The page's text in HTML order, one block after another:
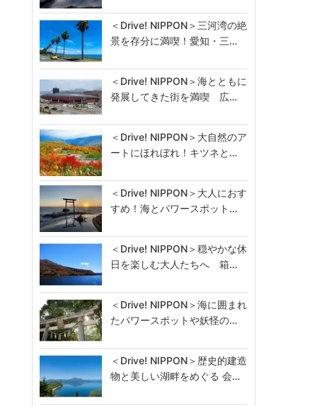
＜Drive! NIPPON＞三河湾の絶
景を存分に満喫！愛知・三…
＜Drive! NIPPON＞海とともに
発展してきた街を満喫 広…
＜Drive! NIPPON＞大自然のア
ートにほれぼれ！キツネと…
＜Drive! NIPPON＞大人におす
すめ！海とパワースポット…
＜Drive! NIPPON＞穏やかな休
日を楽しむ大人たちへ 箱…
＜Drive! NIPPON＞海に囲まれ
たパワースポットや妖怪の…
＜Drive! NIPPON＞歴史的建造
物と美しい湖畔をめぐる 会…